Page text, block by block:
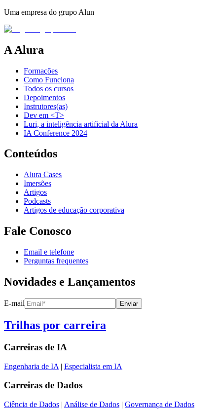
Uma empresa do grupo Alun
A Alura
Formações
Como Funciona
Todos os cursos
Depoimentos
Instrutores(as)
Dev em <T>
Luri, a inteligência artificial da Alura
IA Conference 2024
Conteúdos
Alura Cases
Imersões
Artigos
Podcasts
Artigos de educação corporativa
Fale Conosco
Email e telefone
Perguntas frequentes
Novidades e Lançamentos
E-mail Enviar
Trilhas por carreira
Carreiras de IA
Engenharia de IA | Especialista em IA
Carreiras de Dados
Ciência de Dados | Análise de Dados | Governança de Dados